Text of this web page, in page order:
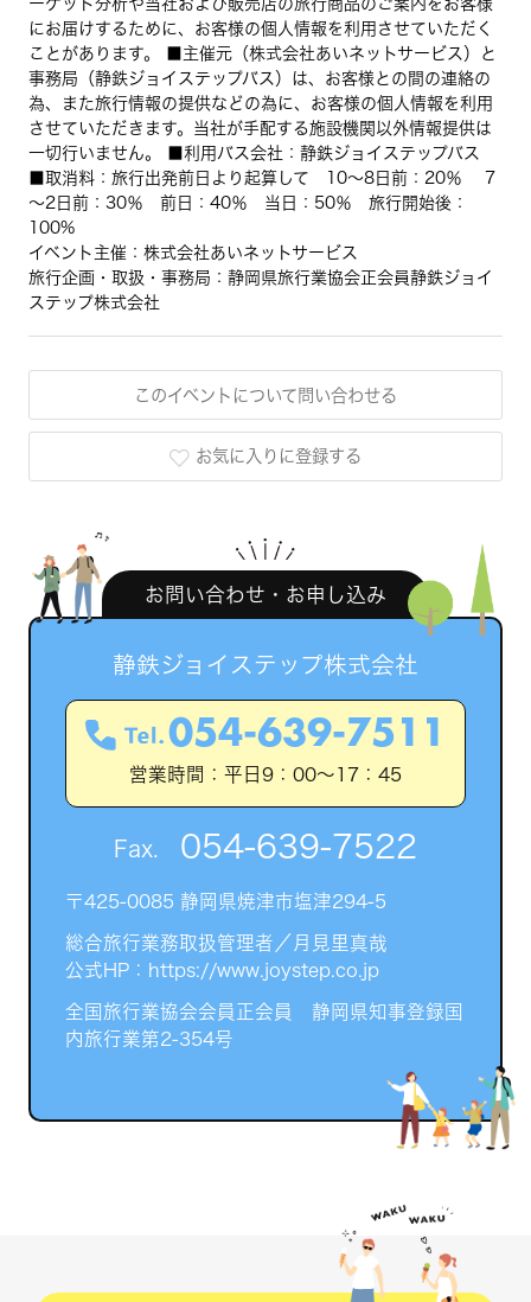
お気に入りに登録する
このイベントについて問い合わせる
にお届けするために、お客様の個人情報を利用させていただく
ことがあります。 ■主催元（株式会社あいネットサービス）と
事務局（静鉄ジョイステップバス）は、お客様との間の連絡の
為、また旅行情報の提供などの為に、お客様の個人情報を利用
させていただきます。当社が手配する施設機関以外情報提供は
一切行いません。 ■利用バス会社：静鉄ジョイステップバス
■取消料：旅行出発前日より起算して 10～8日前：20％ 7
～2日前：30％ 前日：40％ 当日：50％ 旅行開始後：
100%
イベント主催：株式会社あいネットサービス
旅行企画・取扱・事務局：静岡県旅行業協会正会員静鉄ジョイ
ステップ株式会社
お問い合わせ・お申し込み
静鉄ジョイステップ株式会社
054-639-7511
営業時間：平日9：00～17：45
Fax. 054-639-7522
〒425-0085 静岡県焼津市塩津294-5
総合旅行業務取扱管理者／月見里真哉
公式HP：https://www.joystep.co.jp
全国旅行業協会会員正会員 静岡県知事登録国
内旅行業第2-354号